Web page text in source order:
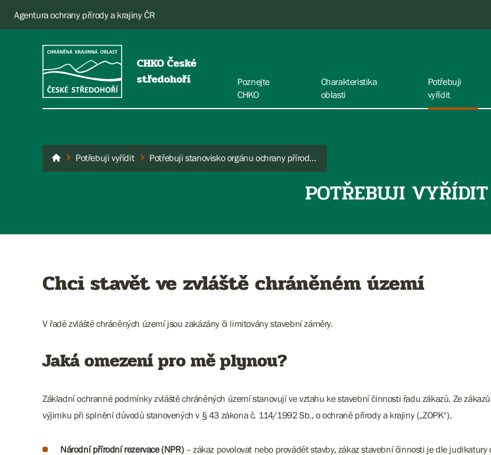
Agentura ochrany přírody a krajiny ČR
CHKO České
středohoří
Poznejte
CHKO
Charakteristika
oblasti
Potřebuji
vyřídit
České středohoří
Potřebuji vyřídit Potřebuji stanovisko orgánu ochrany přírody ke stavebním činnostem
POTŘEBUJI VYŘÍDIT
Chci stavět ve zvláště chráněném území
V řadě zvláště chráněných území jsou zakázány či limitovány stavební záměry.
Jaká omezení pro mě plynou?
Základní ochranné podmínky zvláště chráněných území stanovují ve vztahu ke stavební činnosti řadu zákazů. Ze
výjimku při splnění důvodů stanovených v § 43 zákona č. 114/1992 Sb., o ochraně přírody a krajiny („ZOPK“).
Národní přírodní rezervace (NPR) – zákaz povolovat nebo provádět stavby, zákaz stavební činnosti je dle